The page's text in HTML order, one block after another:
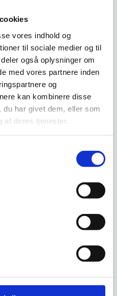
vores indhold og
til sociale medier og til
også oplysninger om
med vores partnere inden
og
kan kombinere disse
du har givet dem, eller som
af deres tjenester.
Klik her
Dehydrator med 7 bakker,
polypropylenhus øger den…
oprindelige
aktuelle